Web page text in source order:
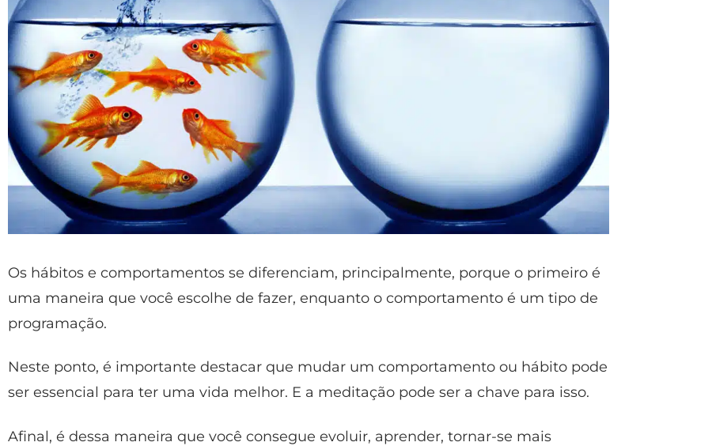
Os hábitos e comportamentos se diferenciam, principalmente, porque o primeiro é
uma maneira que você escolhe de fazer, enquanto o comportamento é um tipo de
programação.
Neste ponto, é importante destacar que mudar um comportamento ou hábito pode
ser essencial para ter uma vida melhor. E a meditação pode ser a chave para isso.
Afinal, é dessa maneira que você consegue evoluir, aprender, tornar-se mais